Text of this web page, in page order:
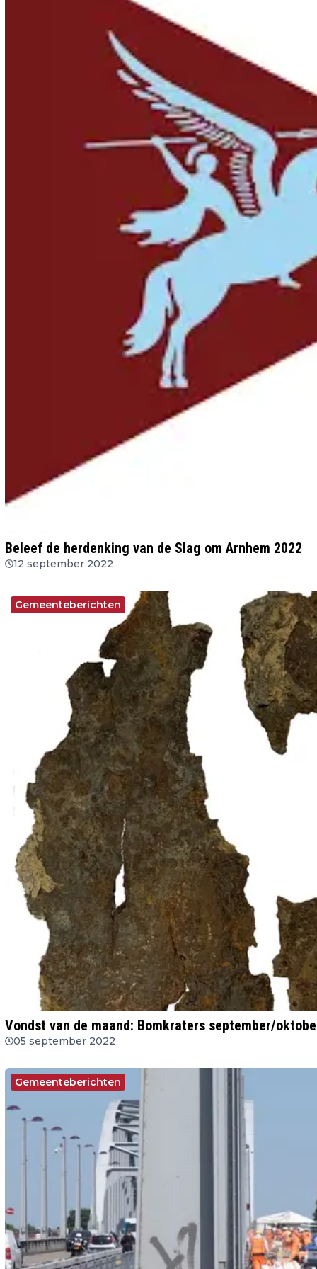
Beleef de herdenking van de Slag om Arnhem 2022
12 september 2022
Gemeenteberichten
Vondst van de maand: Bomkraters september/
05 september 2022
Gemeenteberichten